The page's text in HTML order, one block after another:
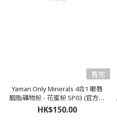
售完
Yaman Only Minerals 4合1 眼唇
胭脂礦物粉 - 花蜜粉 SP03 (官方行
貨)
HK$150.00